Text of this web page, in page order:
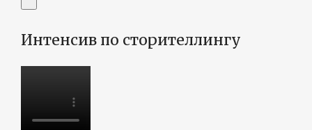
Интенсив по сторителлингу